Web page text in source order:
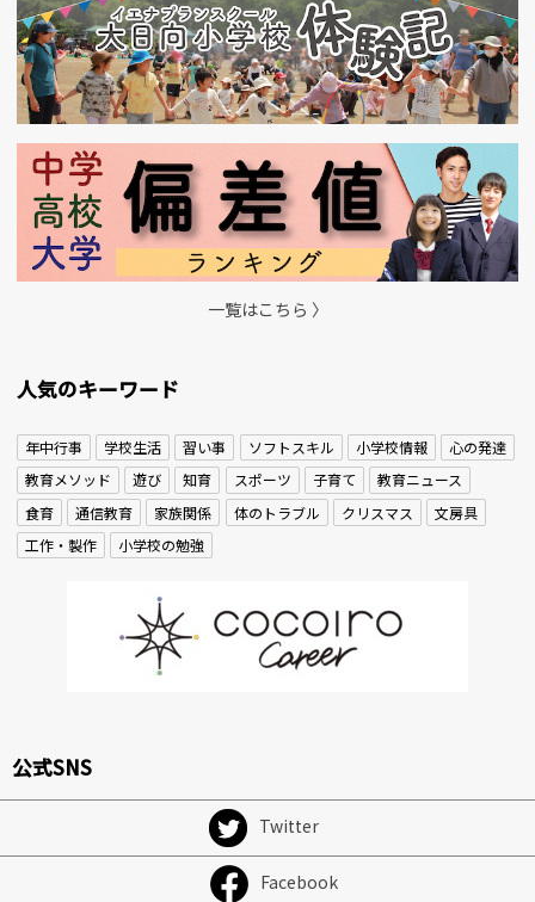
一覧はこちら 〉
人気のキーワード
年中行事 学校生活 習い事 ソフトスキル 小学校情報
心の発達
教育メソッド
遊び 知育 スポーツ 子育て
教育ニュース
食育
通信教育 家族関係 体のトラブル クリスマス
文房具
工作・製作
小学校の勉強
公式SNS
Twitter
Facebook